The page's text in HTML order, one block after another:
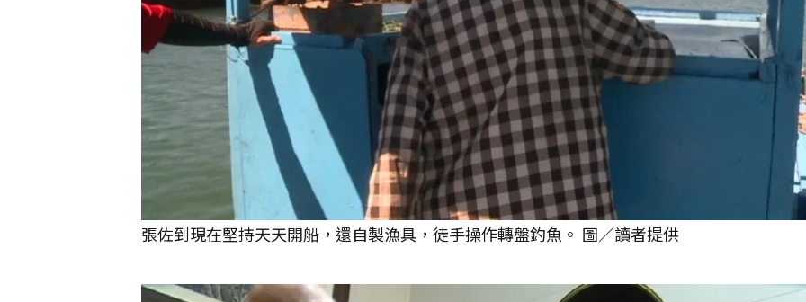
張佐到現在堅持天天開船，還自製漁具，徒手操作轉盤釣魚。 圖／讀者提供